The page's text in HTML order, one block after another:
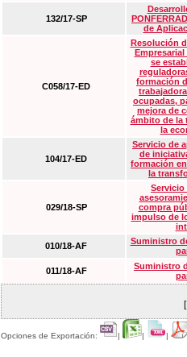
132/17-SP
de
C058/17-ED
Resolución
Empresarial
se
formación
ocupadas,
mejora de
ámbito de la
la
104/17-ED
Servicio de
de
formación
la
029/18-SP
Servicio
compra
impulso de
010/18-AF
Suministro
011/18-AF
Suministro
Opciones de Exportación: | | |